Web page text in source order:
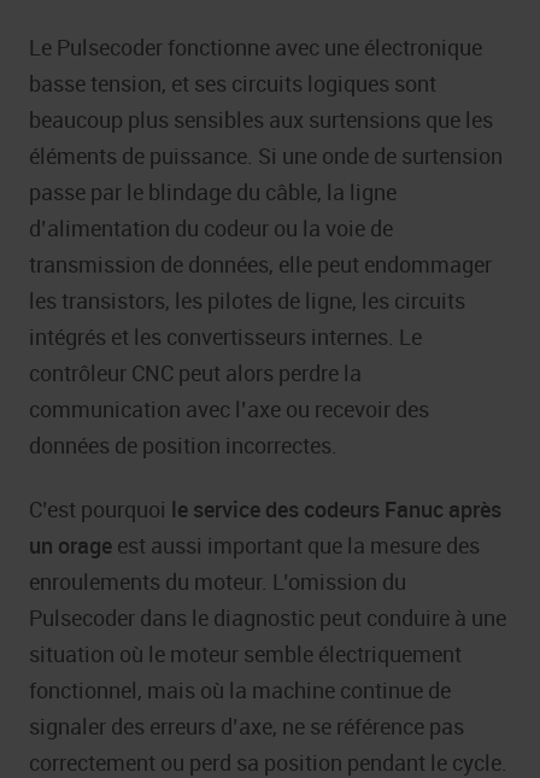
Le Pulsecoder fonctionne avec une électronique
basse tension, et ses circuits logiques sont
beaucoup plus sensibles aux surtensions que les
éléments de puissance. Si une onde de surtension
passe par le blindage du câble, la ligne
d’alimentation du codeur ou la voie de
transmission de données, elle peut endommager
les transistors, les pilotes de ligne, les circuits
intégrés et les convertisseurs internes. Le
contrôleur CNC peut alors perdre la
communication avec l’axe ou recevoir des
données de position incorrectes.
C’est pourquoi le service des codeurs Fanuc après
un orage est aussi important que la mesure des
enroulements du moteur. L’omission du
Pulsecoder dans le diagnostic peut conduire à une
situation où le moteur semble électriquement
fonctionnel, mais où la machine continue de
signaler des erreurs d’axe, ne se référence pas
correctement ou perd sa position pendant le cycle.